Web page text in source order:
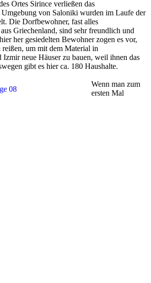
Ortes Sirince verließen das
von Saloniki wurden im Laufe der
Die Dorfbewohner, fast alles
Griechenland, sind sehr freundlich und
her gesiedelten Bewohner zogen es vor,
reißen, um mit dem Material in
Izmir neue Häuser zu bauen, weil ihnen das
gibt es hier ca. 180 Haushalte.
Wenn man zum
ersten Mal